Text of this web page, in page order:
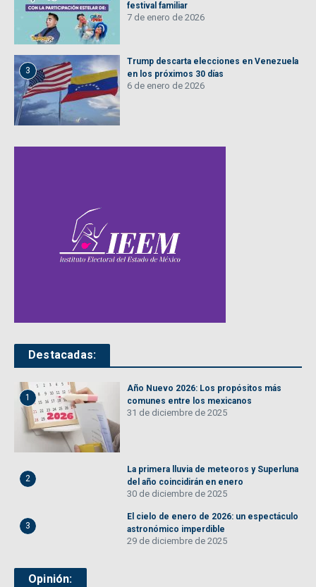
festival familiar
7 de enero de 2026
3
Trump descarta elecciones en Venezuela
en los próximos 30 días
6 de enero de 2026
Destacadas:
1
Año Nuevo 2026: Los propósitos más
comunes entre los mexicanos
31 de diciembre de 2025
2
La primera lluvia de meteoros y Superluna
del año coincidirán en enero
30 de diciembre de 2025
3
El cielo de enero de 2026: un espectáculo
astronómico imperdible
29 de diciembre de 2025
Opinión: